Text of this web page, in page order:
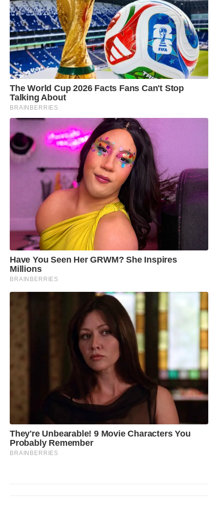
The World Cup 2026 Facts Fans Can't Stop
Talking About
BRAINBERRIES
Have You Seen Her GRWM? She Inspires
Millions
BRAINBERRIES
They're Unbearable! 9 Movie Characters You
Probably Remember
BRAINBERRIES